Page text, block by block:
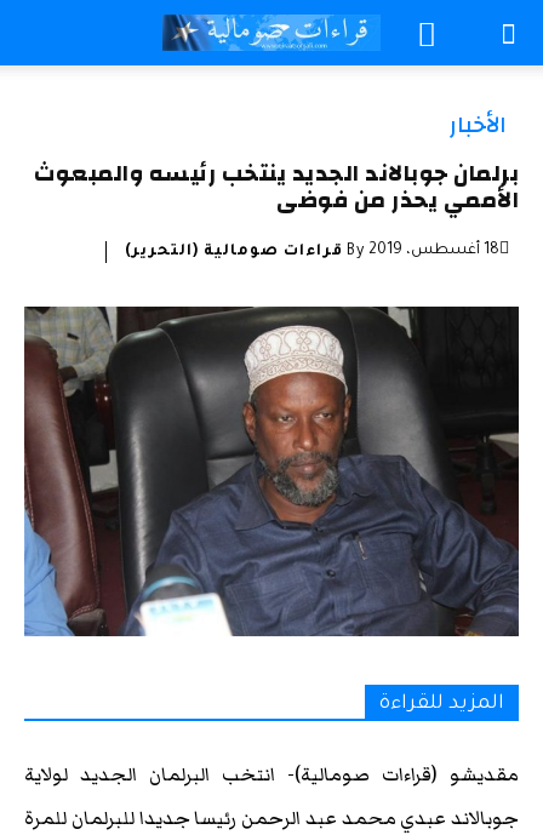
الأخبار
برلمان جوبالاند الجديد ينتخب رئيسه والمبعوث
الأممي يحذر من فوضى
18 أغسطس، 2019 By قراءات صومالية (التحرير)
المزيد للقراءة
مقديشو (قراءات صومالية)- انتخب البرلمان الجديد لولاية
جوبالاند عبدي محمد عبد الرحمن رئيسا جديدا للبرلمان للمرة